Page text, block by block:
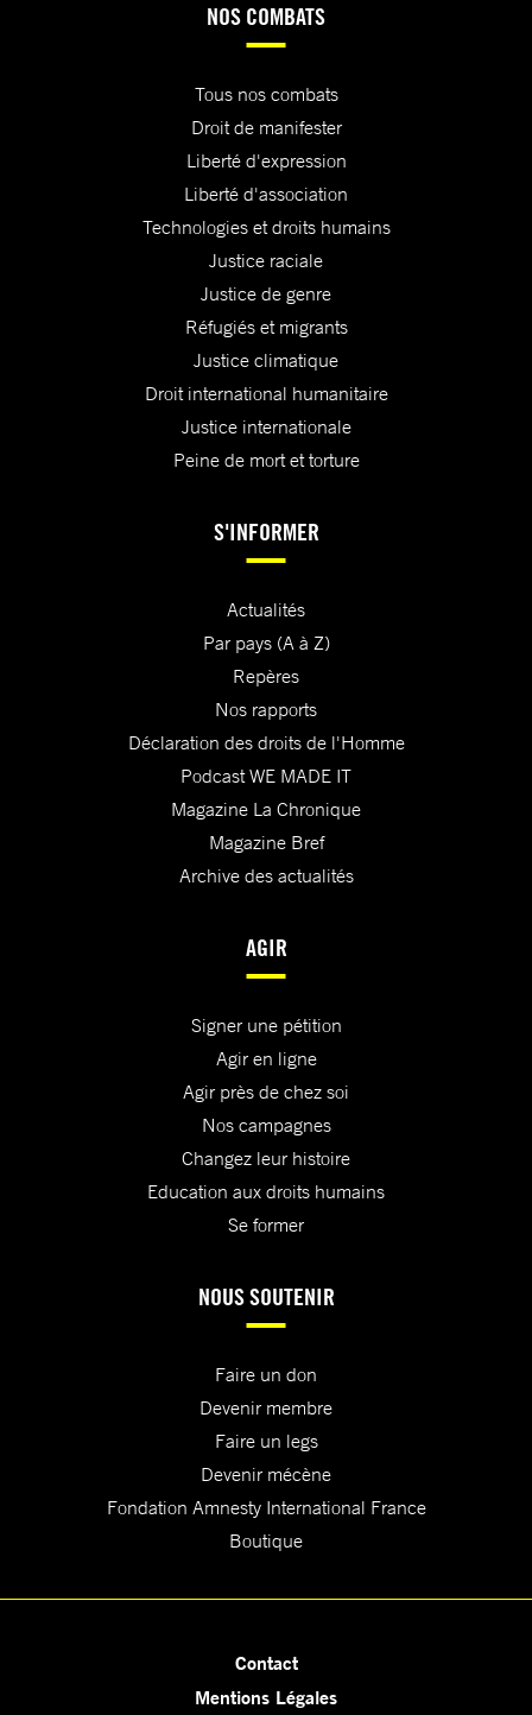
NOS COMBATS
Tous nos combats
Droit de manifester
Liberté d'expression
Liberté d'association
Technologies et droits humains
Justice raciale
Justice de genre
Réfugiés et migrants
Justice climatique
Droit international humanitaire
Justice internationale
Peine de mort et torture
S'INFORMER
Actualités
Par pays (A à Z)
Repères
Nos rapports
Déclaration des droits de l'Homme
Podcast WE MADE IT
Magazine La Chronique
Magazine Bref
Archive des actualités
AGIR
Signer une pétition
Agir en ligne
Agir près de chez soi
Nos campagnes
Changez leur histoire
Education aux droits humains
Se former
NOUS SOUTENIR
Faire un don
Devenir membre
Faire un legs
Devenir mécène
Fondation Amnesty International France
Boutique
Contact
Mentions Légales